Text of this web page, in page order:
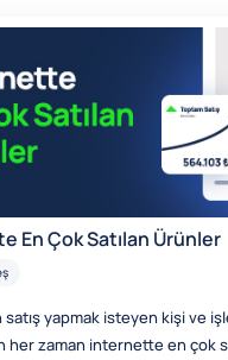
En Çok Satılan Ürünler
yapmak isteyen kişi ve
her zaman internette en çok